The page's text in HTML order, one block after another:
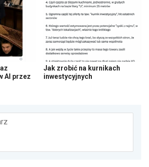
AI przez
Jak zrobić na kurnikach
inwestycyjnych